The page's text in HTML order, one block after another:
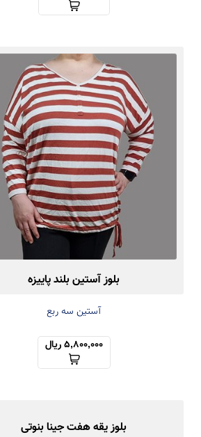
بلوز آستین بلند پاییزه
آستین سه ربع
5,800,000 ریال
بلوز یقه هفت جینا بنوتی